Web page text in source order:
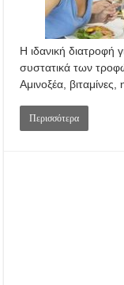
Η ιδανική διατροφή
συστατικά των
Αμινοξέα, βιταμίνες,
Περισσότερα